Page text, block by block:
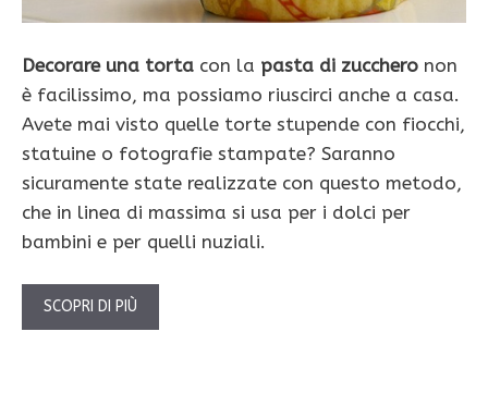
Decorare una torta con la pasta di zucchero non
è facilissimo, ma possiamo riuscirci anche a casa.
Avete mai visto quelle torte stupende con fiocchi,
statuine o fotografie stampate? Saranno
sicuramente state realizzate con questo metodo,
che in linea di massima si usa per i dolci per
bambini e per quelli nuziali.
SCOPRI DI PIÙ